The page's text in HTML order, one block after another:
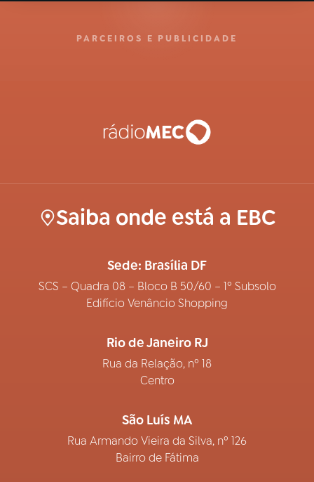
PARCEIROS E PUBLICIDADE
Saiba onde está a EBC
Sede: Brasília DF
SCS – Quadra 08 – Bloco B 50/60 – 1º Subsolo
Edifício Venâncio Shopping
Rio de Janeiro RJ
Rua da Relação, nº 18
Centro
São Luís MA
Rua Armando Vieira da Silva, nº 126
Bairro de Fátima